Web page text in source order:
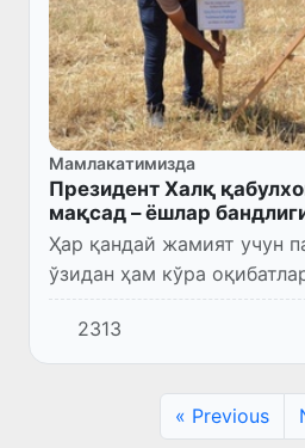
Мамлакатимизда
Президент Халқ
мақсад – ёшлар
Ҳар қандай жамият учун
ўзидан ҳам кўра
Бу, аввало, ишсиз қатлам
қилиш билан боғлиқ.
2313
« Previous